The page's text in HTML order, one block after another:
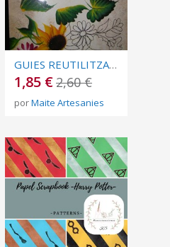
GUIES REUTILITZABLES GIRA-SOL
1,85 €2,60 €
porMaite Artesanies